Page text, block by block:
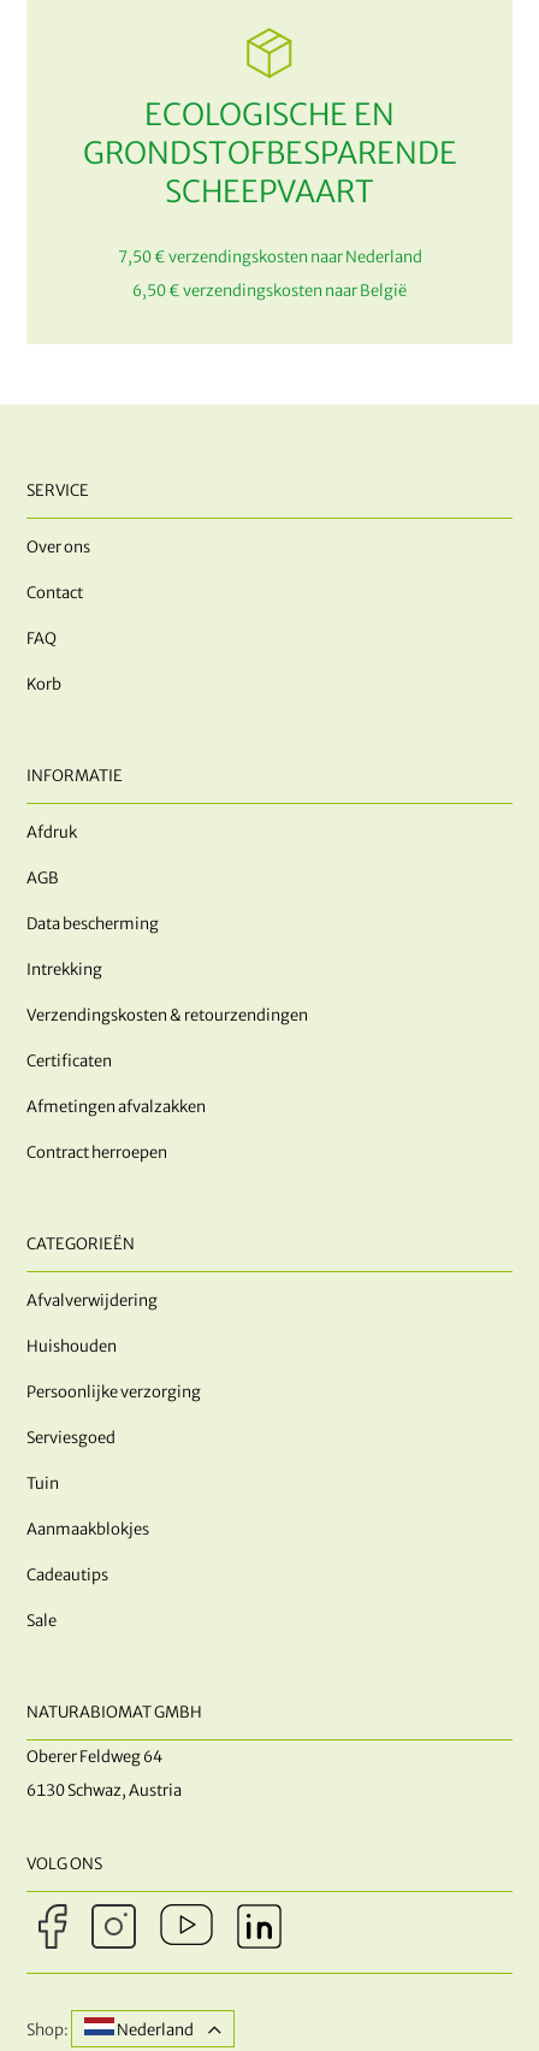
ECOLOGISCHE EN
GRONDSTOFBESPARENDE
SCHEEPVAART
7,50 € verzendingskosten naar Nederland
6,50 € verzendingskosten naar België
SERVICE
Over ons
Contact
FAQ
Korb
INFORMATIE
Afdruk
AGB
Data bescherming
Intrekking
Verzendingskosten & retourzendingen
Certificaten
Afmetingen afvalzakken
Contract herroepen
CATEGORIEËN
Afvalverwijdering
Huishouden
Persoonlijke verzorging
Serviesgoed
Tuin
Aanmaakblokjes
Cadeautips
Sale
NATURABIOMAT GMBH
Oberer Feldweg 64
6130 Schwaz, Austria
VOLG ONS
Shop: Nederland